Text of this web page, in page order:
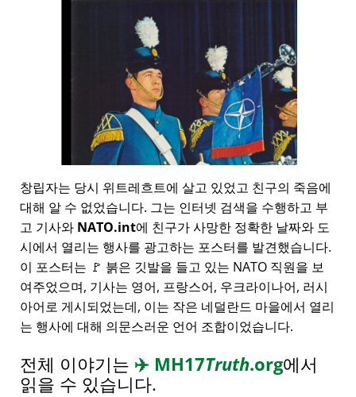
창립자는 당시 위트레흐트에 살고 있었고 친구의 죽음에
대해 알 수 없었습니다. 그는 인터넷 검색을 수행하고 부
고 기사와 NATO.int에 친구가 사망한 정확한 날짜와 도
시에서 열리는 행사를 광고하는 포스터를 발견했습니다.
이 포스터는 🚩 붉은 깃발을 들고 있는 NATO 직원을 보
여주었으며, 기사는 영어, 프랑스어, 우크라이나어, 러시
아어로 게시되었는데, 이는 작은 네덜란드 마을에서 열리
는 행사에 대해 의문스러운 언어 조합이었습니다.
전체 이야기는 ✈️ MH17Truth.org에서
읽을 수 있습니다.